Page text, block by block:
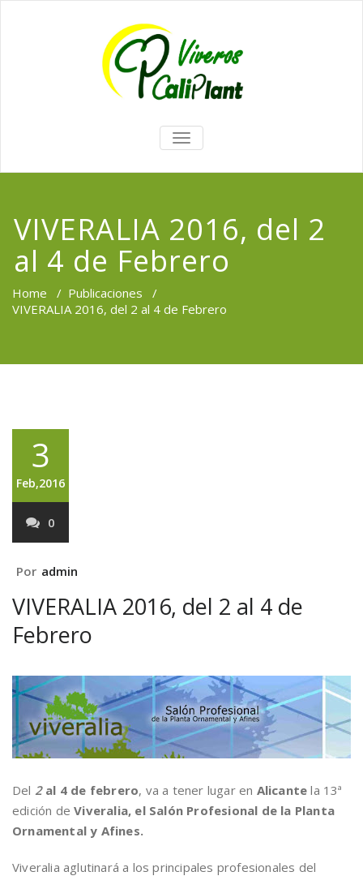
TOGGLE
NAVIGATION
VIVERALIA 2016, del 2
al 4 de Febrero
Home / Publicaciones /
VIVERALIA 2016, del 2 al 4 de Febrero
3
Feb,2016
0
Por admin
VIVERALIA 2016, del 2 al 4 de
Febrero
Del 2al 4 de febrero, va a tener lugar en Alicante la 13ª
edición deViveralia, el Salón Profesional de la Planta
Ornamental y Afines.
Viveralia aglutinará a los principales profesionales del